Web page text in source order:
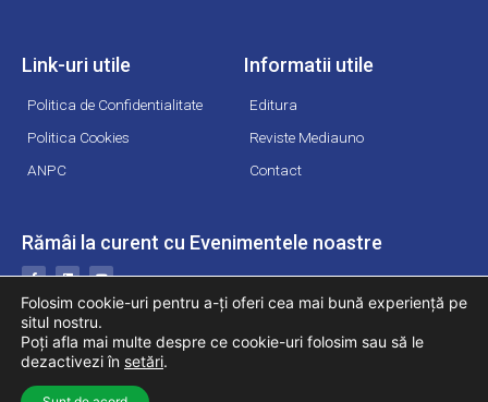
Link-uri utile
Politica de Confidentialitate
Politica Cookies
ANPC
Informatii utile
Editura
Reviste Mediauno
Contact
Rămâi la curent cu Evenimentele noastre
F
e
o
k
-
f
k
d
i
n
t
b
e
Copyright © 2026 Mediauno. Toate drepturile rezervate.
Folosim cookie-uri pentru a-ți oferi cea mai bună experiență pe
situl nostru.
Poți afla mai multe despre ce cookie-uri folosim sau să le
dezactivezi în setări.